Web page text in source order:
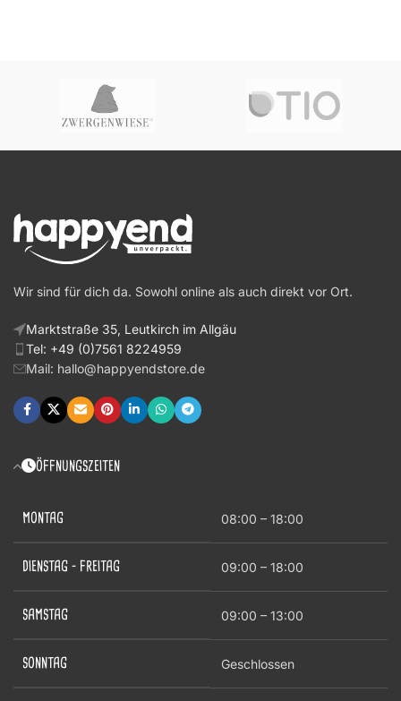
Wir sind für dich da. Sowohl online als auch direkt vor Ort.
Marktstraße 35, Leutkirch im Allgäu
Tel: +49 (0)7561 8224959
Mail: hallo@happyendstore.de
ÖFFNUNGSZEITEN
MONTAG 08:00 – 18:00
DIENSTAG – FREITAG 09:00 – 18:00
SAMSTAG 09:00 – 13:00
SONNTAG Geschlossen